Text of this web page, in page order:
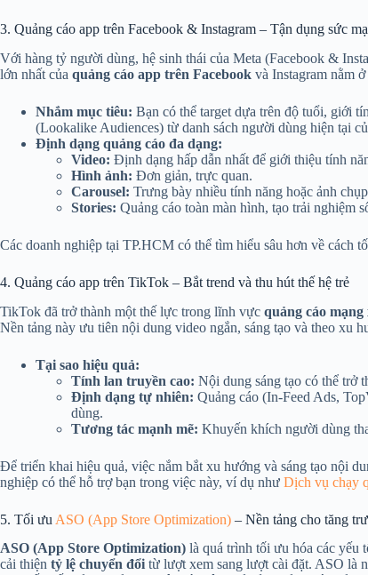
3. Quảng cáo app trên Facebook & Instagram – Tận dụng sức
Với hàng tỷ người dùng, hệ sinh thái của Meta (Facebook &
lớn nhất của quảng cáo app trên Facebook và Instagram nằm
Nhắm mục tiêu: Bạn có thể target dựa trên độ tuổi, giới
(Lookalike Audiences) từ danh sách người dùng hiện tại
Định dạng quảng cáo đa dạng:
Video: Định dạng hấp dẫn nhất để giới thiệu tính
Hình ảnh: Đơn giản, trực quan.
Carousel: Trưng bày nhiều tính năng hoặc ảnh
Stories: Quảng cáo toàn màn hình, tạo trải nghiệm
Các doanh nghiệp tại TP.HCM có thể tìm hiểu sâu hơn về cách
4. Quảng cáo app trên TikTok – Bắt trend và thu hút thế hệ trẻ
TikTok đã trở thành một thế lực trong lĩnh vực quảng cáo mạng
Nền tảng này ưu tiên nội dung video ngắn, sáng tạo và theo xu
Tại sao hiệu quả:
Tính lan truyền cao: Nội dung sáng tạo có thể trở
Định dạng tự nhiên: Quảng cáo (In-Feed Ads,
dùng.
Tương tác mạnh mẽ: Khuyến khích người dùng
Để triển khai hiệu quả, việc nắm bắt xu hướng và sáng tạo nội
nghiệp có thể hỗ trợ bạn trong việc này, ví dụ như Dịch vụ chạy
5. Tối ưu ASO (App Store Optimization) – Nền tảng cho tăng
ASO (App Store Optimization) là quá trình tối ưu hóa các yếu
cải thiện tỷ lệ chuyển đổi từ lượt xem sang lượt cài đặt. ASO là